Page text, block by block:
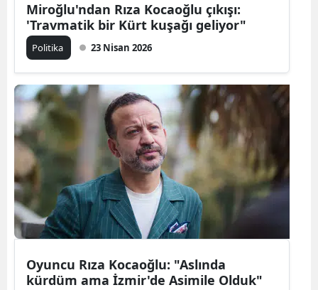
Miroğlu'ndan Rıza Kocaoğlu çıkışı:
'Travmatik bir Kürt kuşağı geliyor"
Politika 23 Nisan 2026
Oyuncu Rıza Kocaoğlu: "Aslında
kürdüm ama İzmir'de Asimile Olduk"